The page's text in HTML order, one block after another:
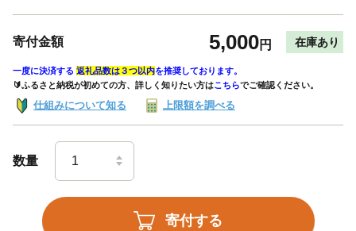
寄付金額 5,000円 在庫あり
一度に決済する 返礼品数は３つ以内を推奨しております。
🔰ふるさと納税が初めての方、詳しく知りたい方はこちらでご確認ください。
仕組みについて知る 上限額を調べる
数量
寄付する